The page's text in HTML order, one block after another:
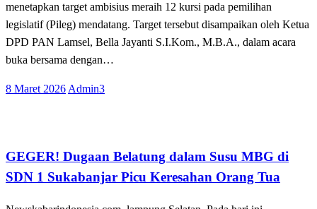
menetapkan target ambisius meraih 12 kursi pada pemilihan
legislatif (Pileg) mendatang. Target tersebut disampaikan oleh Ketua
DPD PAN Lamsel, Bella Jayanti S.I.Kom., M.B.A., dalam acara
buka bersama dengan…
Posted
8 Maret 2026 Admin3
GEGER! Dugaan Belatung dalam Susu MBG di
SDN 1 Sukabanjar Picu Keresahan Orang Tua